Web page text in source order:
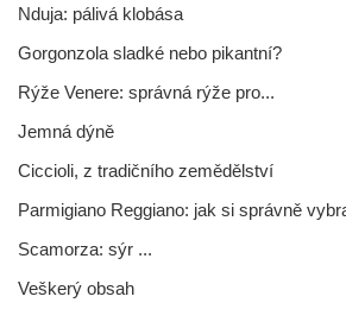
Nduja: pálivá klobása
Gorgonzola sladké nebo pikantní?
Rýže Venere: správná rýže pro...
Jemná dýně
Ciccioli, z tradičního zemědělství
Scamorza: sýr ...
Veškerý obsah